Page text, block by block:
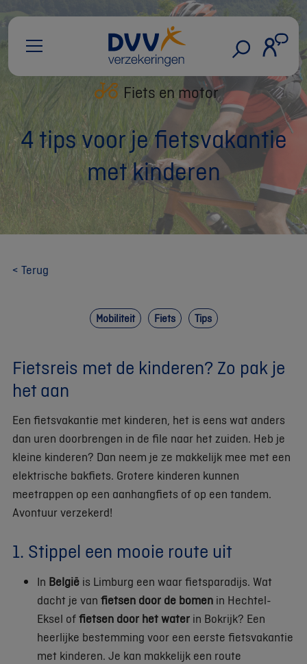
Fiets en motor
4 tips voor je fietsvakantie
met kinderen
< Terug
Mobiliteit Fiets Tips
Fietsreis met de kinderen? Zo pak je
het aan
Een fietsvakantie met kinderen, het is eens wat anders
dan uren doorbrengen in de file naar het zuiden. Heb je
kleine kinderen? Dan neem je ze makkelijk mee met een
elektrische bakfiets. Grotere kinderen kunnen
meetrappen op een aanhangfiets of op een tandem.
Avontuur verzekerd!
1. Stippel een mooie route uit
In België is Limburg een waar fietsparadijs. Wat
dacht je van fietsen door de bomen in Hechtel-
Eksel offietsen door het water in Bokrijk? Een
heerlijke bestemming voor een eerste fietsvakantie
met kinderen. Je kan makkelijk een route